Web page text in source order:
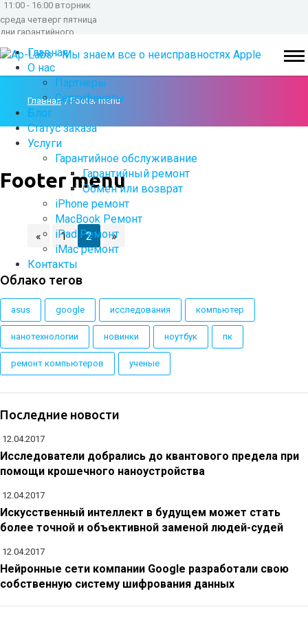
11:00 - 16:00 вторник
среда четверг пятница
дни гарантийного
Главная
О нас
Партнеры
Сертификаты
Блог
Статус заказа
Услуги
Гарантийное обслуживание
Гарантийный ремонт
Обмен или возврат
iPhone ремонт
MacBook Ремонт
iPad Ремонт
iMac ремонт
Контакты
Главная Footer menu
Footer menu
« 1 2 »
Облако тегов
asus google исследования компьютер
нанотехнологии новинки ноутбук пк
ремонт компьютеров ученые
Последние новости
12.04.2017
Исследователи добрались до квантового предела при
помощи крошечного наноустройства
12.04.2017
Искусственный интеллект в будущем может стать
более точной и объективной заменой людей-судей
12.04.2017
Нейронные сети компании Google разработали свою
собственную систему шифрования данных